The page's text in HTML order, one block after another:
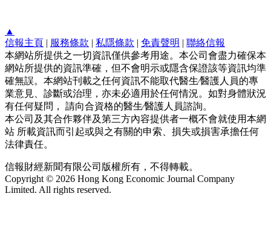
▲
信報主頁 | 服務條款 | 私隱條款 | 免責聲明 | 聯絡信報
本網站所提供之一切資訊僅供參考用途。本公司會盡力確保本
網站所提供的資訊準確，但不會明示或隱含保證該等資訊均準
確無誤。本網站刊載之任何資訊不能取代醫生∕醫護人員的專
業意見、診斷或治理，亦未必適用於任何情況。如對身體狀況
有任何疑問， 請向合資格的醫生∕醫護人員諮詢。
本公司及其合作夥伴及第三方內容提供者一概不會就使用本網
站 所載資訊而引起或與之有關的申索、損失或損害承擔任何
法律責任。
信報財經新聞有限公司版權所有，不得轉載。
Copyright © 2026 Hong Kong Economic Journal Company
Limited. All rights reserved.